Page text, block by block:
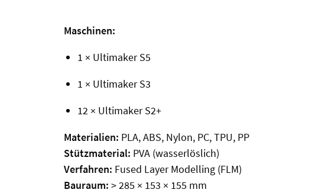
Maschinen:
1 × Ultimaker S5
1 × Ultimaker S3
12 × Ultimaker S2+
Materialien: PLA, ABS, Nylon, PC, TPU, PP
Stützmaterial: PVA (wasserlöslich)
Verfahren: Fused Layer Modelling (FLM)
Bauraum: > 285 × 153 × 155 mm